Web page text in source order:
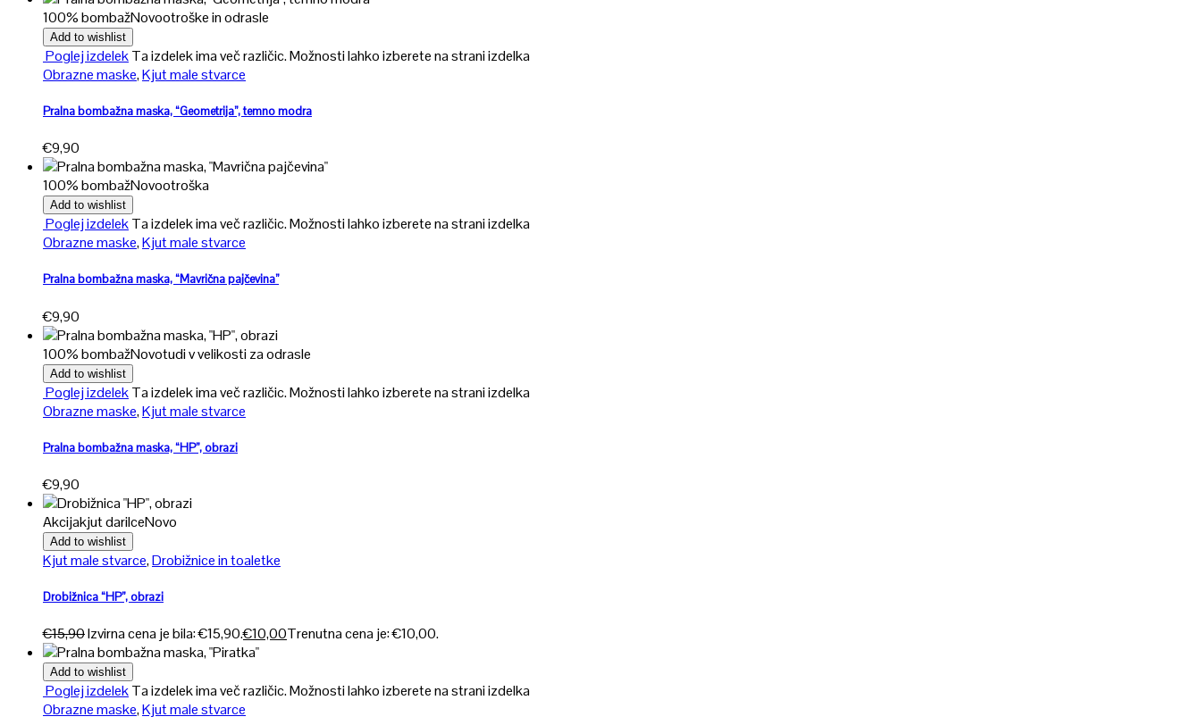
100% bombažNovootroške in odrasle
Add to wishlist
Poglej izdelekTa izdelek ima več različic. Možnosti lahko izberete na strani izdelka
Obrazne maske,Kjut male stvarce
Pralna bombažna maska, “Geometrija”, temno modra
€9,90
100% bombažNovootroška
Add to wishlist
Poglej izdelekTa izdelek ima več različic. Možnosti lahko izberete na strani izdelka
Obrazne maske,Kjut male stvarce
Pralna bombažna maska, “Mavrična pajčevina”
€9,90
100% bombažNovotudi v velikosti za odrasle
Add to wishlist
Poglej izdelekTa izdelek ima več različic. Možnosti lahko izberete na strani izdelka
Obrazne maske,Kjut male stvarce
Pralna bombažna maska, “HP”, obrazi
€9,90
Akcijakjut darilceNovo
Add to wishlist
Kjut male stvarce,Drobižnice in toaletke
Drobižnica “HP”, obrazi
€15,90Izvirna cena je bila: €15,90.€10,00Trenutna cena je: €10,00.
Add to wishlist
Poglej izdelekTa izdelek ima več različic. Možnosti lahko izberete na strani izdelka
Obrazne maske,Kjut male stvarce